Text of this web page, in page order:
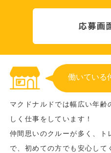
働いている
マクドナルドでは幅広い年齢
しく仕事をしています！
仲間思いのクルーが多く、ト
で、初めての方でも安心して